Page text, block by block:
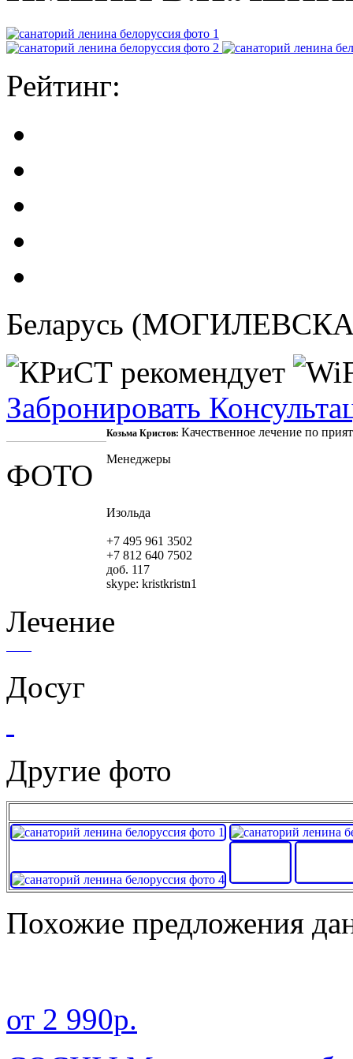
Рейтинг:
Беларусь
Забронировать
Козьма Кристов: Качественное лечение по
Менеджеры
Изольда
+7 495 961 3502
+7 812 640 7502
доб. 117
skype: kristkristn1
ФОТО
Лечение
Досуг
Другие фото
Похожие предложения
от 2 990р.